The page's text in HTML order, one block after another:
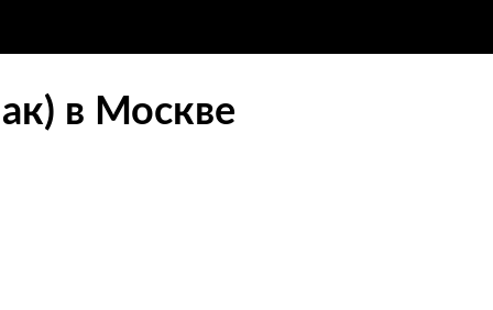
в Москве